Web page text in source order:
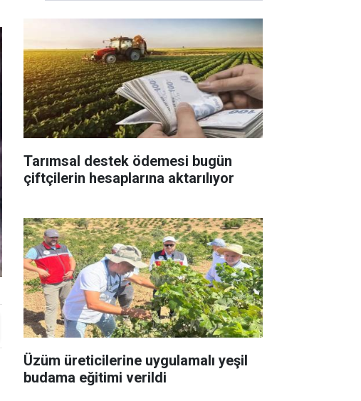
Tarımsal destek ödemesi bugün
çiftçilerin hesaplarına aktarılıyor
Üzüm üreticilerine uygulamalı yeşil
budama eğitimi verildi